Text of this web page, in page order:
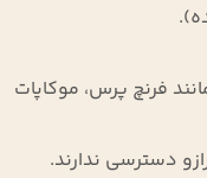
فرنچ پرس، موکاپات
دسترسی ندارند.